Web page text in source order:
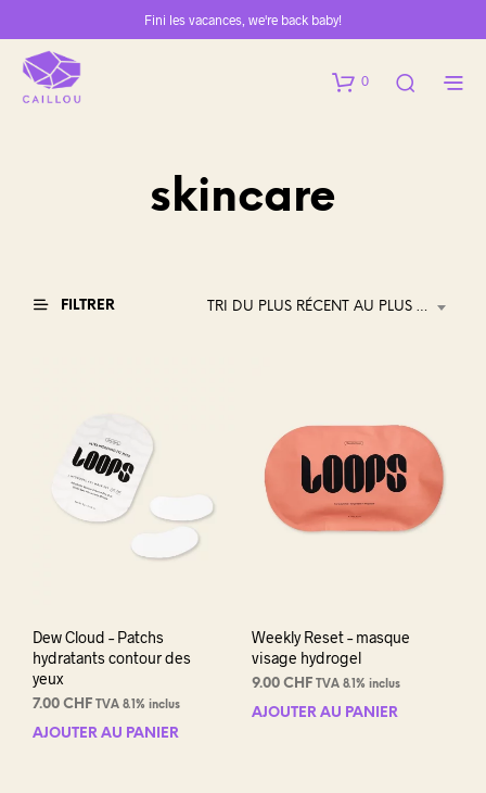
Fini les vacances, we're back baby!
0
skincare
FILTRER TRI DU PLUS RÉCENT AU PLUS ANCIEN
Dew Cloud – Patchs
hydratants contour des
yeux
7.00 CHF TVA 8.1% inclus
AJOUTER AU PANIER
Weekly Reset – masque
visage hydrogel
9.00 CHF TVA 8.1% inclus
AJOUTER AU PANIER